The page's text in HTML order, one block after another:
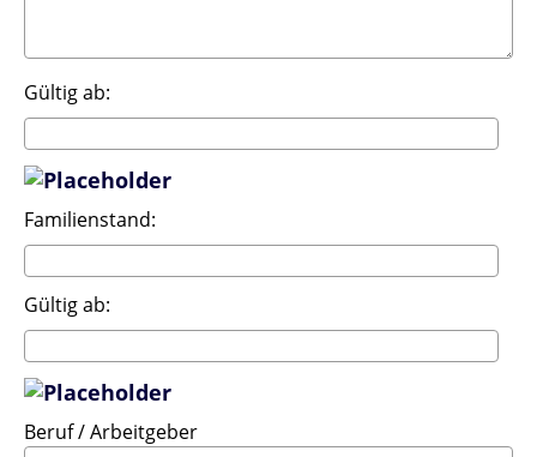
Gültig ab:
Familienstand:
Gültig ab:
Beruf / Arbeitgeber